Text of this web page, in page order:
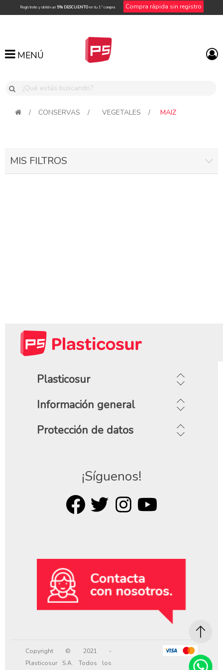
Regístrate y obtén un 5% DESCUENTOen tu 1ª compra Compra rápida sin registro
MENÚ
MENÚ
/ CONSERVAS / VEGETALES / MAIZ
MIS FILTROS
Plasticosur
Información general
Protección de datos
¡Síguenos!
Copyright © 2021 -
Plasticosur S.A. Todos los